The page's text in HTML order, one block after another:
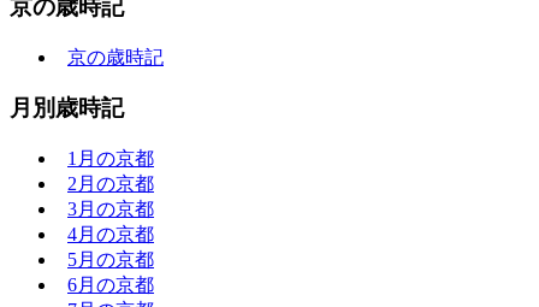
京の歳時記
京の歳時記
月別歳時記
1月の京都
2月の京都
3月の京都
4月の京都
5月の京都
6月の京都